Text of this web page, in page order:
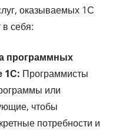
оказываемых 1С
себя:
программных
1С: Программисты
или
чтобы
потребности и